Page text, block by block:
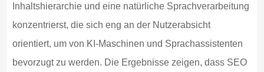
Inhaltshierarchie und eine natürliche Sprachverarbeitung
konzentrierst, die sich eng an der Nutzerabsicht
orientiert, um von KI-Maschinen und Sprachassistenten
bevorzugt zu werden. Die Ergebnisse zeigen, dass SEO